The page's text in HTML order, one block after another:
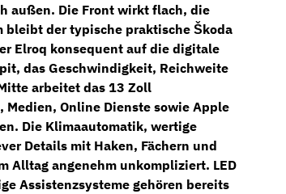
außen. Die Front wirkt flach, die
bleibt der typische praktische Škoda
Elroq konsequent auf die digitale
, das Geschwindigkeit, Reichweite
arbeitet das13 Zoll
Medien, Online Dienste sowie Apple
Die Klimaautomatik, wertige
Details mit Haken, Fächern und
Alltag angenehm unkompliziert. LED
Assistenzsysteme gehören bereits